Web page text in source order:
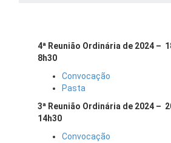
4ª Reunião Ordinária de 2024 –
8h30
Convocação
Pasta
3ª Reunião Ordinária de 2024 –
14h30
Convocação